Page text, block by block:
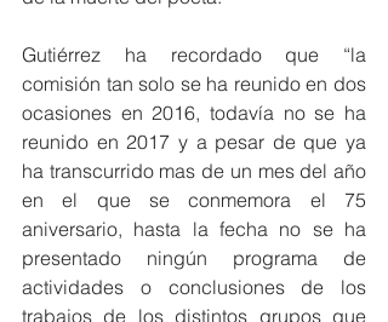
Gutiérrez ha recordado que “la
comisión tan solo se ha reunido en dos
ocasiones en 2016, todavía no se ha
reunido en 2017 y a pesar de que ya
ha transcurrido mas de un mes del año
en el que se conmemora el 75
aniversario, hasta la fecha no se ha
presentado ningún programa de
actividades o conclusiones de los
trabajos de los distintos grupos que